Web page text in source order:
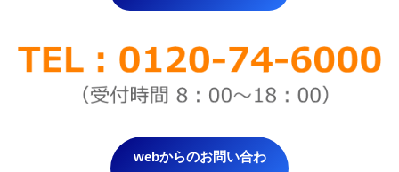
webからのお問い合わ